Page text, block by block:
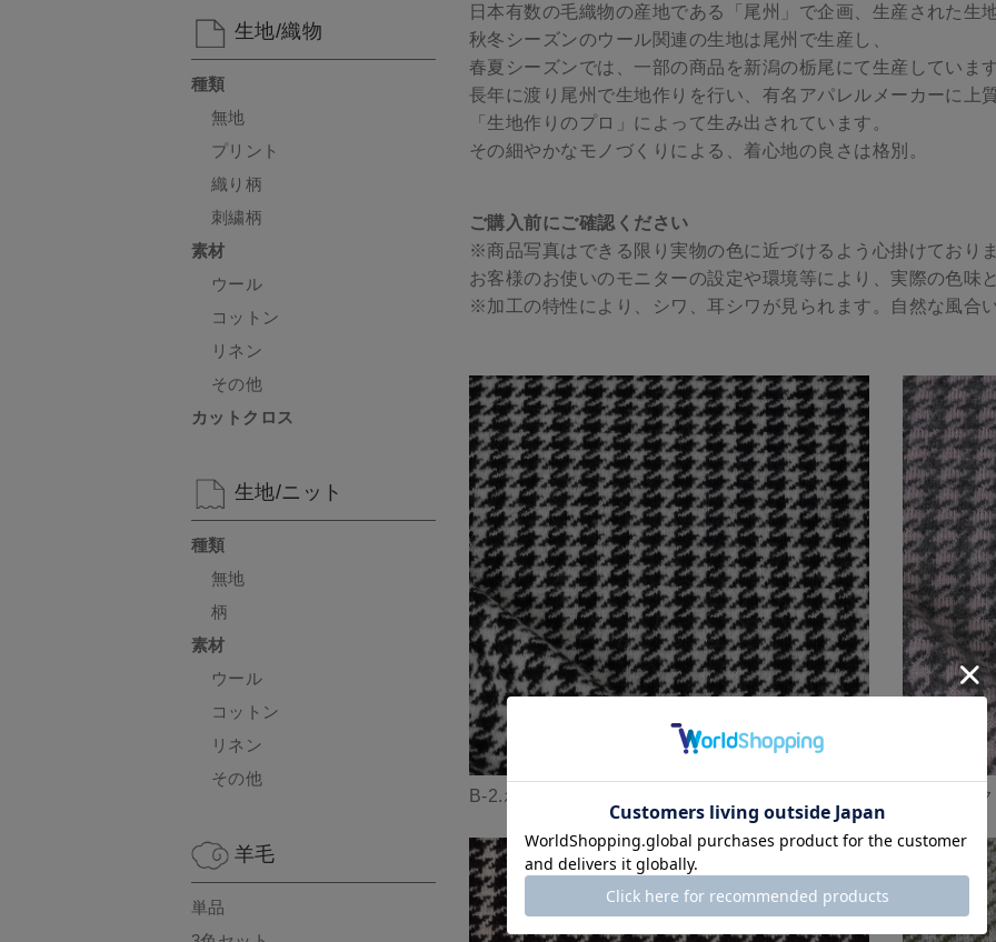
日本有数の毛織物の産地である「尾州」で企画、生産された生
秋冬シーズンのウール関連の生地は尾州で生産し、
春夏シーズンでは、一部の商品を新潟の栃尾にて生産していま
長年に渡り尾州で生地作りを行い、有名アパレルメーカーに上
「生地作りのプロ」によって生み出されています。
その細やかなモノづくりによる、着心地の良さは格別。
ご購入前にご確認ください
※商品写真はできる限り実物の色に近づけるよう心掛けており
お客様のお使いのモニターの設定や環境等により、実際の色味
※加工の特性により、シワ、耳シワが見られます。自然な風合
B-2.ホワイト 201.ピンク
生地/織物
種類
無地
プリント
織り柄
刺繍柄
素材
ウール
コットン
リネン
その他
カットクロス
生地/ニット
種類
無地
柄
素材
ウール
コットン
リネン
その他
羊毛
単品